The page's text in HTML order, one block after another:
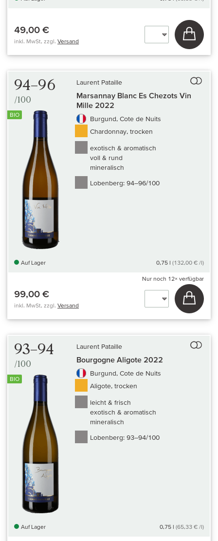
49,00 €
inkl. MwSt, zzgl. Versand
In
94–96
/100
BIO
Laurent Pataille
Auf
Marsannay Blanc Es Chezots Vin
Mille 2022
Burgund, Cote de Nuits
Chardonnay, trocken
exotisch & aromatisch
voll & rund
mineralisch
Lobenberg: 94–96/100
Auf Lager 0,75 l (132,00 € /l)
Nur noch 12× verfügbar
99,00 €
inkl. MwSt, zzgl. Versand
In
93–94
/100
BIO
Laurent Pataille
Auf
Bourgogne Aligote 2022
Burgund, Cote de Nuits
Aligote, trocken
leicht & frisch
exotisch & aromatisch
mineralisch
Lobenberg: 93–94/100
Auf Lager 0,75 l (65,33 € /l)